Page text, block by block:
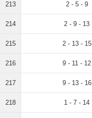
213 2 - 5 - 9
214 2 - 9 - 13
215 2 - 13 - 15
216 9 - 11 - 12
217 9 - 13 - 16
218 1 - 7 - 14